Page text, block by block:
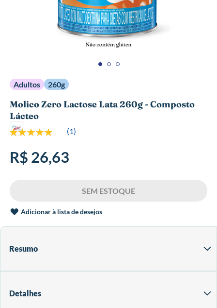
Molico Zero Lactose Lata 260g - Composto
Lácteo
Adultos 260g
Classificação:
(1)
R$ 26,63
Adicionar à lista de desejos
para
início
da
Galeria
imagens
Resumo
Detalhes